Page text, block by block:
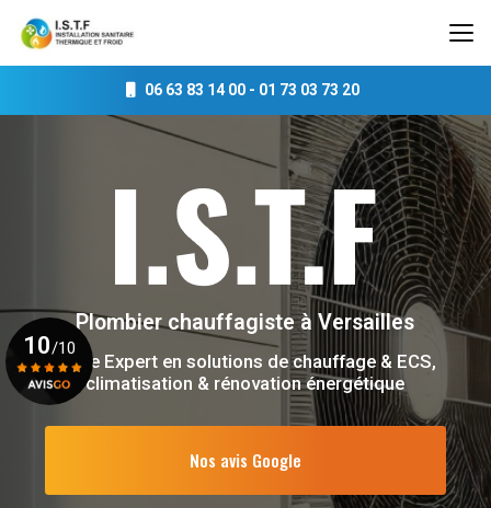
contenu
06 63 83 14 00- 01 73 03 73 20
Plombier chauffagisteà Versailles
Votre Expert en solutions de chauffage & ECS,
climatisation & rénovation énergétique
Nos avis Google
10/10